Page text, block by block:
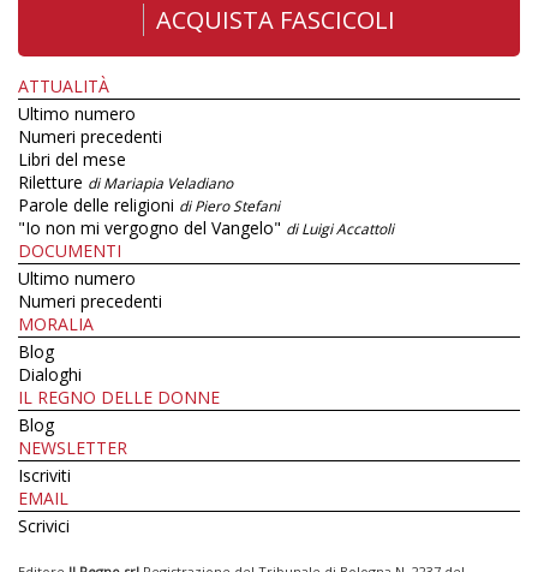
ACQUISTA FASCICOLI
ATTUALITÀ
Ultimo numero
Numeri precedenti
Libri del mese
Riletture di Mariapia Veladiano
Parole delle religioni di Piero Stefani
"Io non mi vergogno del Vangelo" di Luigi Accattoli
DOCUMENTI
Ultimo numero
Numeri precedenti
MORALIA
Blog
Dialoghi
IL REGNO DELLE DONNE
Blog
NEWSLETTER
Iscriviti
EMAIL
Scrivici